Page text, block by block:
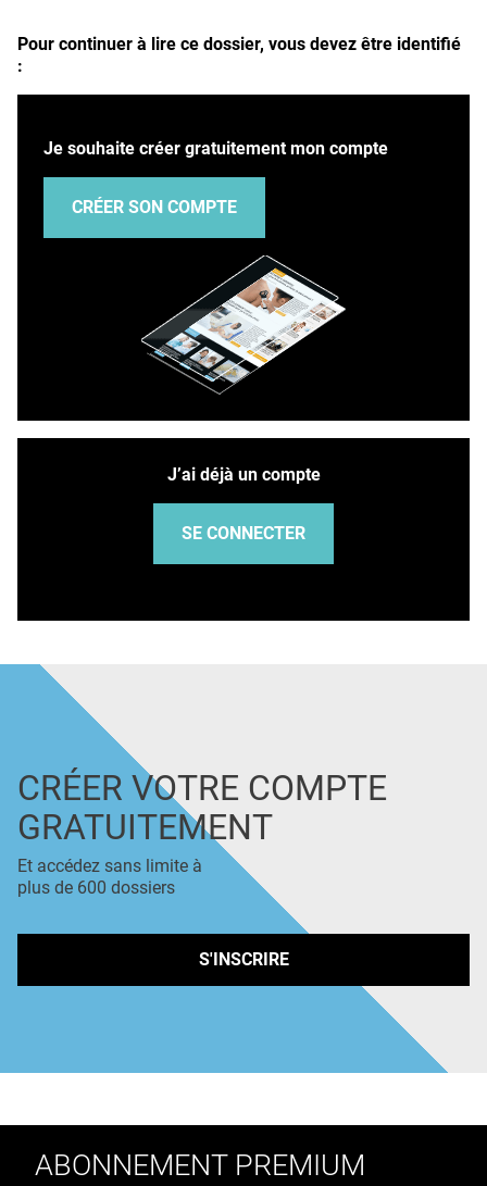
Pour continuer à lire ce dossier, vous devez être identifié
:
Je souhaite créer gratuitement mon compte
CRÉER SON COMPTE
J’ai déjà un compte
SE CONNECTER
CRÉER VOTRE COMPTE
GRATUITEMENT
Et accédez sans limite à
plus de 600 dossiers
S'INSCRIRE
ABONNEMENT PREMIUM